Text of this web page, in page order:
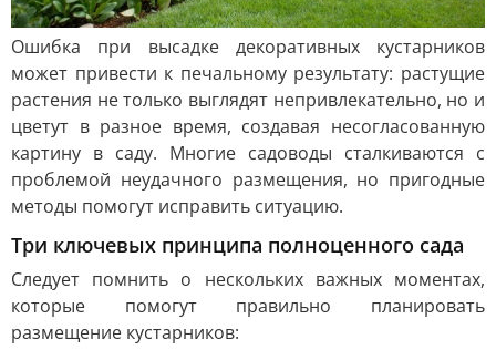
Ошибка при высадке декоративных кустарников
может привести к печальному результату: растущие
растения не только выглядят непривлекательно, но и
цветут в разное время, создавая несогласованную
картину в саду. Многие садоводы сталкиваются с
проблемой неудачного размещения, но пригодные
методы помогут исправить ситуацию.
Три ключевых принципа полноценного сада
Следует помнить о нескольких важных моментах,
которые помогут правильно планировать
размещение кустарников: